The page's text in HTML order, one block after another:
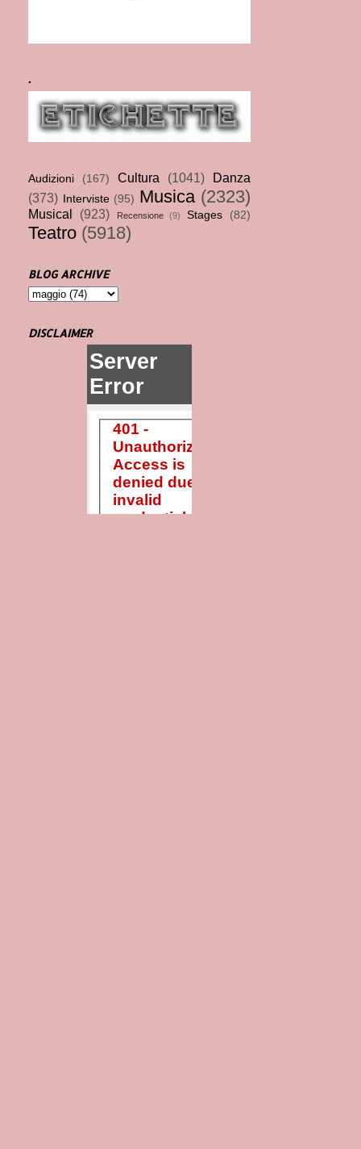
.
Audizioni (167) Cultura (1041)
Danza
(373)
Interviste (95) Musica (2323)
Musical (923) Recensione (9) Stages (82)
Teatro (5918)
BLOG ARCHIVE
DISCLAIMER